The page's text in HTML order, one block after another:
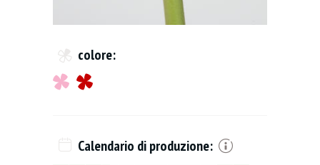
colore:
Calendario di produzione: